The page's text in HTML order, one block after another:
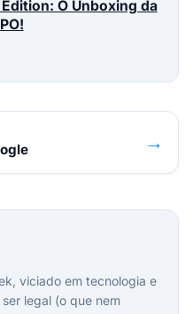
Edition: O Unboxing da
→
viciado em tecnologia e
legal (o que nem